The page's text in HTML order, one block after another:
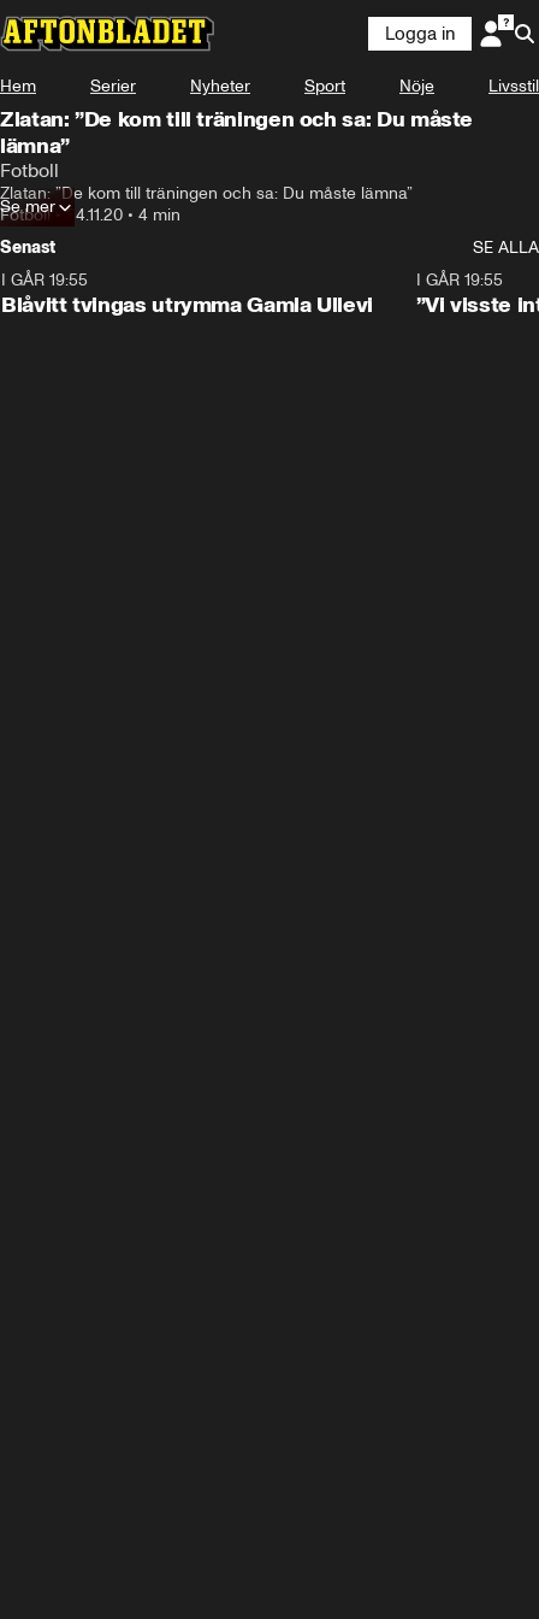
Logga in
Hem Serier Nyheter Sport Nöje Livsstil
Zlatan: ”De kom till träningen och sa: Du måste
lämna”
Fotboll
Zlatan: ”De kom till träningen och sa: Du måste lämna”
Fotboll•24.11.20 • 4 min
Se mer
Senast
SE ALLA
I GÅR 19:55
Blåvitt tvingas utrymma Gamla Ullevi
I GÅR 19:55
”Vi visste